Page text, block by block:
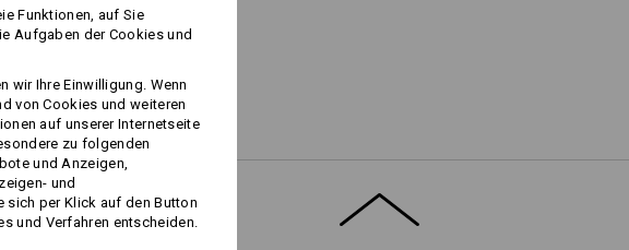
Datenblatt
gestalten
Funktionen, auf Sie
Aufgaben der Cookies und
wir Ihre Einwilligung. Wenn
von Cookies und weiteren
auf unserer Internetseite
zu folgenden
und Anzeigen,
und
sich per Klick auf den Button
und Verfahren entscheiden.